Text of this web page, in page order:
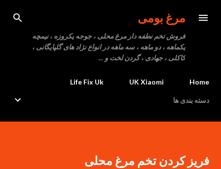
مرغ بومی
فروش تخم نطفه دار مرغ محلی ، جوجه یکروزه ، نیمچه
یکماهه ، دو ماهه ، سه ماهه در انواع نژاد های گلپایگانی ،
کاکلی ، جهادی ، گردن لخت و ...
Home
UK Xiaomi
Life Fix Uk
دسته بندی ها
فریز کردن تخم مرغ محلی